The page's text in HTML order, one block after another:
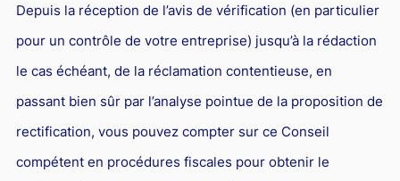
Depuis la réception de l’avis de vérification (en particulier
pour un contrôle de votre entreprise) jusqu’à la rédaction
le cas échéant, de la réclamation contentieuse, en
passant bien sûr par l’analyse pointue de la proposition de
rectification, vous pouvez compter sur ce Conseil
compétent en procédures fiscales pour obtenir le